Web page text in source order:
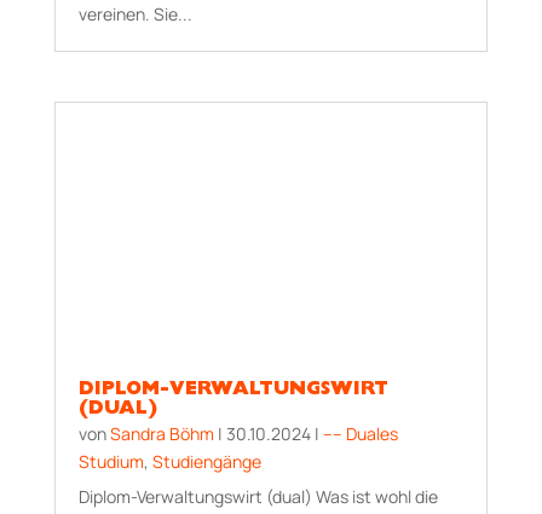
vereinen. Sie...
DIPLOM-VERWALTUNGSWIRT
(DUAL)
vonSandra Böhm | 30.10.2024| –– Duales
Studium, Studiengänge
Diplom-Verwaltungswirt (dual) Was ist wohl die